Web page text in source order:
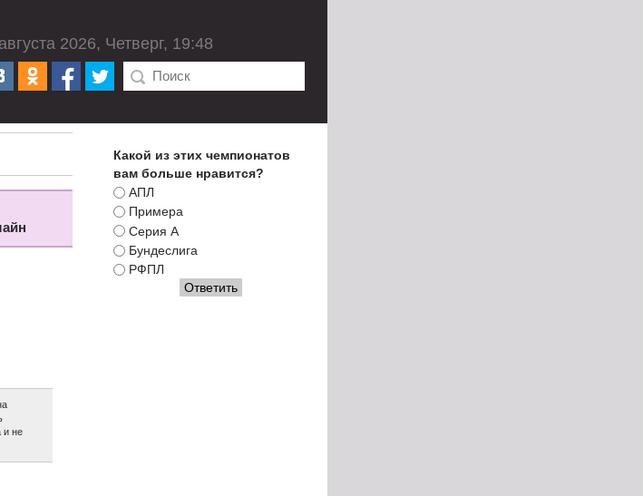
2026, Четверг, 19:48
и не
Какой из этих чемпионатов
вам больше нравится?
АПЛ
Примера
Серия А
Бундеслига
РФПЛ